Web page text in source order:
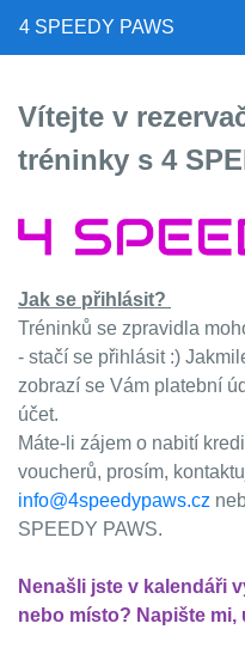
4 SPEEDY PAWS
Vítejte v
tréninky s 4
Jak se přihlásit?
Tréninků se zpravidla
- stačí se přihlásit :)
zobrazí se Vám platební
účet.
Máte-li zájem o nabití
voucherů, prosím,
info@4speedypaws.cz
SPEEDY PAWS.
Nenašli jste v kalendáři
nebo místo? Napište mi,